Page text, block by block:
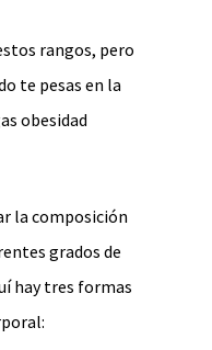
rangos, pero
te pesas en la
obesidad
la composición
grados de
hay tres formas